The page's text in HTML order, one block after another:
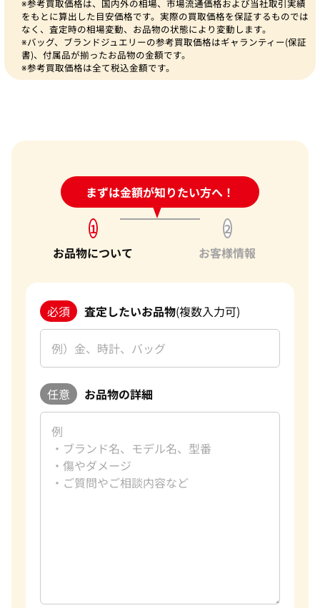
※参考買取価格は、国内外の相場、市場流通価格および当社取引実績
をもとに算出した目安価格です。実際の買取価格を保証するものでは
なく、査定時の相場変動、お品物の状態により変動します。
※バッグ、ブランドジュエリーの参考買取価格はギャランティー(保証
書)、付属品が揃ったお品物の金額です。
※参考買取価格は全て税込金額です。
まずは金額が知りたい方へ！
24時間受付中!問い合わせフォーム
1
お品物について
2
お客様情報
必須 査定したいお品物(複数入力可)
任意 お品物の詳細